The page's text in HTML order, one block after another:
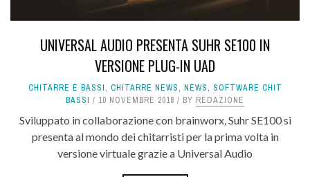
UNIVERSAL AUDIO PRESENTA SUHR SE100 IN
VERSIONE PLUG-IN UAD
CHITARRE E BASSI, CHITARRE NEWS, NEWS, SOFTWARE CHIT
BASSI
10 NOVEMBRE 2018 BY REDAZIONE
Sviluppato in collaborazione con brainworx, Suhr SE100 si
presenta al mondo dei chitarristi per la prima volta in
versione virtuale grazie a Universal Audio